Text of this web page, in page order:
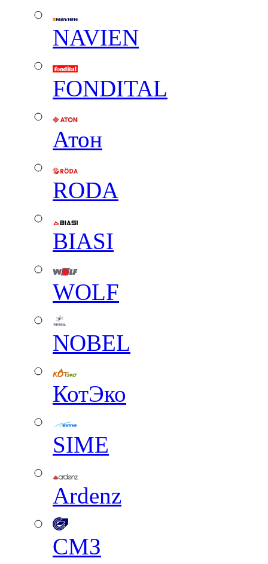
NAVIEN
FONDITAL
Атон
RODA
BIASI
WOLF
NOBEL
КотЭко
SIME
Ardenz
СМЗ